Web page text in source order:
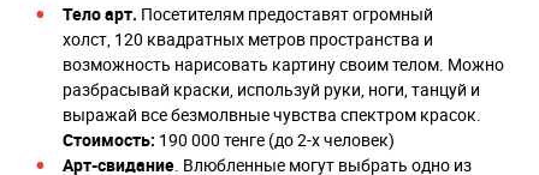
Тело арт. Посетителям предоставят огромный
холст, 120 квадратных метров пространства и
возможность нарисовать картину своим телом. Можно
разбрасывай краски, используй руки, ноги, танцуй и
выражай все безмолвные чувства спектром красок.
Стоимость: 190 000 тенге (до 2-х человек)
Арт-свидание . Влюбленные могут выбрать одно из